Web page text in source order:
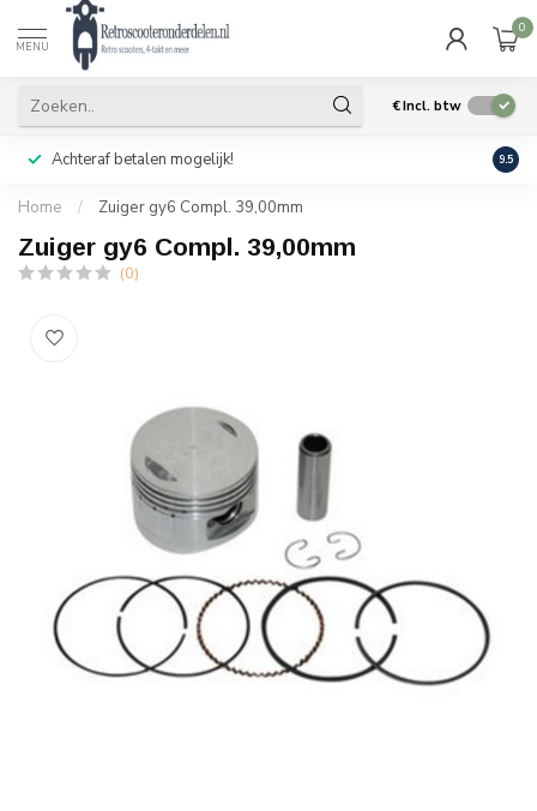
MENU
0
€Incl. btw
Achteraf betalen mogelijk! Geen
9.5
Home / Zuiger gy6 Compl. 39,00mm
Zuiger gy6 Compl. 39,00mm
(0)